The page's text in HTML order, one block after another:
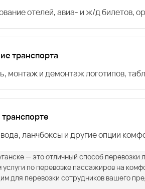
отелей, авиа- и ж/д билетов,
транспорта
монтаж и демонтаж логотипов,
ланчбоксы и другие опции
— это отличный способ перевозки
по перевозке пассажиров на
для перевозки сотрудников вашего